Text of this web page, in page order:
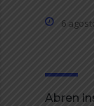
6
Abren